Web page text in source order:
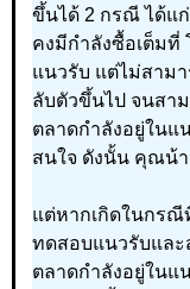
ขึ้นได้ 2 กรณี ได้แ
คงมีกำลังซื้อเต็มที่
แนวรับ แต่ไม่สาม
ลับตัวขึ้นไป จนสา
ตลาดกำลังอยู่ในแ
สนใจ ดังนั้น คุณน้า
แต่หากเกิดในกรณี
ทดสอบแนวรับและ
ตลาดกำลังอยู่ในแ